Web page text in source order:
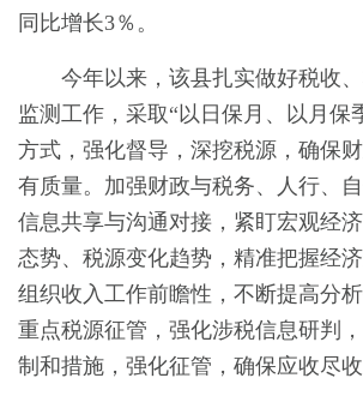
同比增长3％。
今年以来，该县扎实做好税收
监测工作，采取“以日保月、以月保
方式，强化督导，深挖税源，确保财
有质量。加强财政与税务、人行、
信息共享与沟通对接，紧盯宏观经
态势、税源变化趋势，精准把握经
组织收入工作前瞻性，不断提高分
重点税源征管，强化涉税信息研判
制和措施，强化征管，确保应收尽收